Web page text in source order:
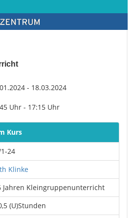
- 18.03.2024
Uhr - 17:15 Uhr
Kurs
1-24
Klinke
Jahren Kleingruppenunterricht
(U)Stunden